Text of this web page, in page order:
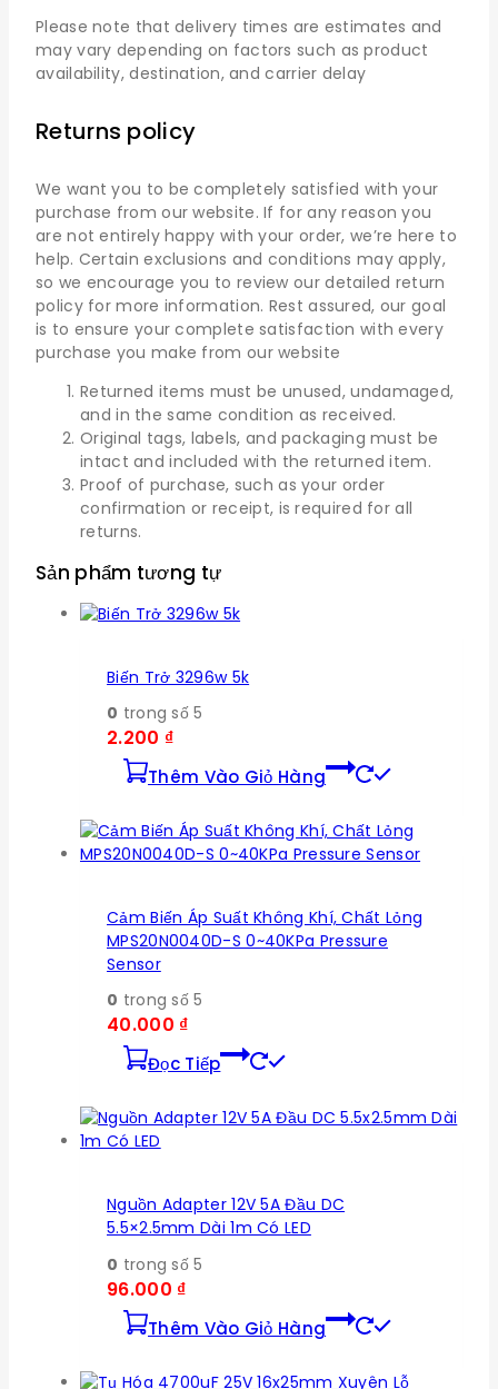
Please note that delivery times are estimates and
may vary depending on factors such as product
availability, destination, and carrier delay
Returns policy
We want you to be completely satisfied with your
purchase from our website. If for any reason you
are not entirely happy with your order, we’re here to
help. Certain exclusions and conditions may apply,
so we encourage you to review our detailed return
policy for more information. Rest assured, our goal
is to ensure your complete satisfaction with every
purchase you make from our website
Returned items must be unused, undamaged,
and in the same condition as received.
Original tags, labels, and packaging must be
intact and included with the returned item.
Proof of purchase, such as your order
confirmation or receipt, is required for all
returns.
Sản phẩm tương tự
Biến Trở 3296w 5k
0 trong số 5
2.200 ₫
Thêm Vào Giỏ Hàng
Cảm Biến Áp Suất Không Khí, Chất Lỏng
MPS20N0040D-S 0~40KPa Pressure
Sensor
0 trong số 5
40.000 ₫
Đọc Tiếp
Nguồn Adapter 12V 5A Đầu DC
5.5×2.5mm Dài 1m Có LED
0 trong số 5
96.000 ₫
Thêm Vào Giỏ Hàng